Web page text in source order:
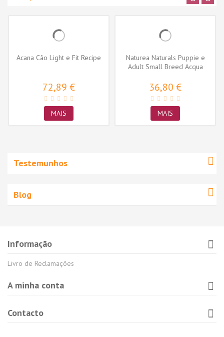
Acana Cão Light e Fit Recipe
72,89 €
MAIS
Naturea Naturals Puppie e
Adult Small Breed Acqua
36,80 €
MAIS
Testemunhos
Blog
Informação
Livro de Reclamações
A minha conta
Contacto